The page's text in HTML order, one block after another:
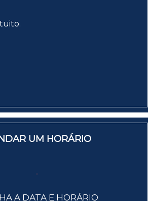
UM HORÁRIO
A DATA E HORÁRIO